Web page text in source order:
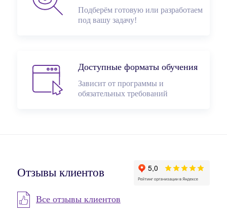
Подберём готовую или разработаем
под вашу задачу!
Доступные форматы обучения
Зависит от программы и
обязательных требований
Отзывы клиентов
Все отзывы клиентов